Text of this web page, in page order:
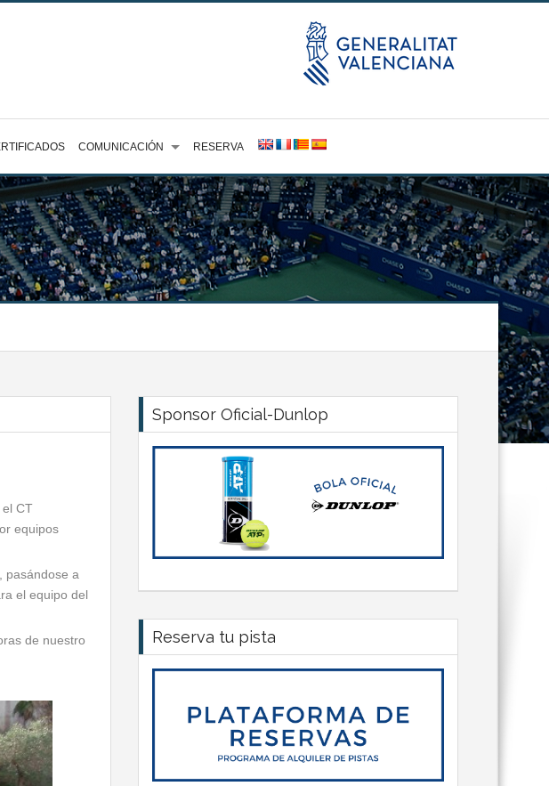
COMUNICACIÓN RESERVA
CT
equipos
pasándose a
el equipo del
de nuestro
Sponsor Oficial-Dunlop
Reserva tu pista